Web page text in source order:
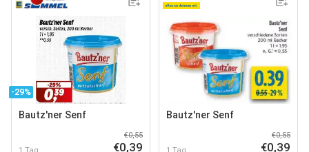
-29%
Bautz'ner Senf
1 Tag
€0,55
€0,39
Bautz'ner Senf
1 Tag
€0,55
€0,39